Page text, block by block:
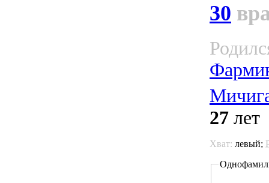
30
27 лет
Хват: левый;